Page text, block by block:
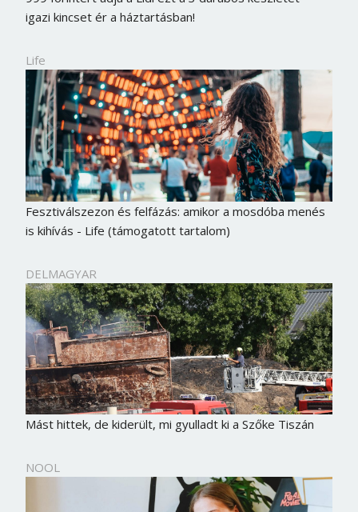
igazi kincset ér a háztartásban!
Life
Fesztiválszezon és felfázás: amikor a mosdóba menés
is kihívás - Life (támogatott tartalom)
DELMAGYAR
Mást hittek, de kiderült, mi gyulladt ki a Szőke Tiszán
NOOL